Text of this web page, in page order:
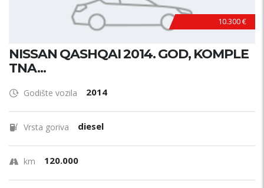
10.300 €
NISSAN QASHQAI 2014. GOD, KOMPLE
TNA...
Godište vozila 2014
Vrsta goriva diesel
km 120.000